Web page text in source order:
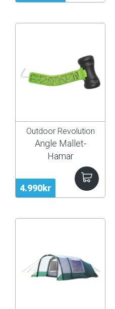
4.990kr
Outdoor Revolution
Angle Mallet-
Hamar